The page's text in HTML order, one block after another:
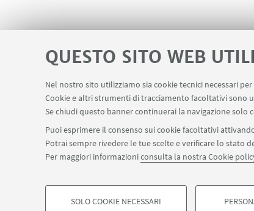
QUESTO SITO WEB
Nel nostro sito utilizziamo sia cookie tecnici necessari
Cookie e altri strumenti di tracciamento facoltativi sono
Se chiudi questo banner continuerai la navigazione solo
Puoi esprimere il consenso sui cookie facoltativi
Potrai sempre rivedere le tue scelte e verificare lo stato
Per maggiori informazioniconsulta la nostra Cookie
SOLO COOKIE NECESSARI
LINK UTILI Contatti Area riservata
SEGUI IL DIPARTIMENTO SU:
©Copyright 2026 - ALMA MATER STUDIORUM - Università
Note legali Informazioni sul sito e accessibilità